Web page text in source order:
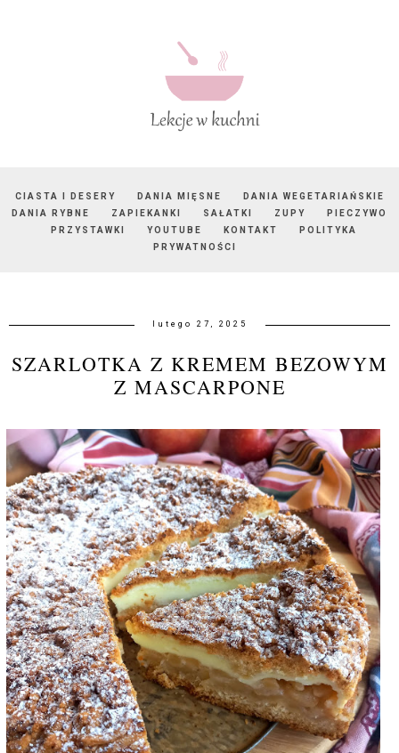
CIASTA I DESERY DANIA MIĘSNE
DANIA WEGETARIAŃSKIE
DANIA RYBNE
ZAPIEKANKI SAŁATKI ZUPY
PIECZYWO
PRZYSTAWKI
YOUTUBE KONTAKT
POLITYKA
PRYWATNOŚCI
lutego 27, 2025
SZARLOTKA Z KREMEM BEZOWYM
Z MASCARPONE